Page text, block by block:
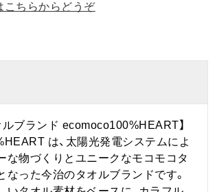
こちらからどうぞ
ルブランド ecomoco100%HEART】
は、太陽光発電システムによ
な物づくりとユニークなモコモコタ
なった今治のタオルブランドです。